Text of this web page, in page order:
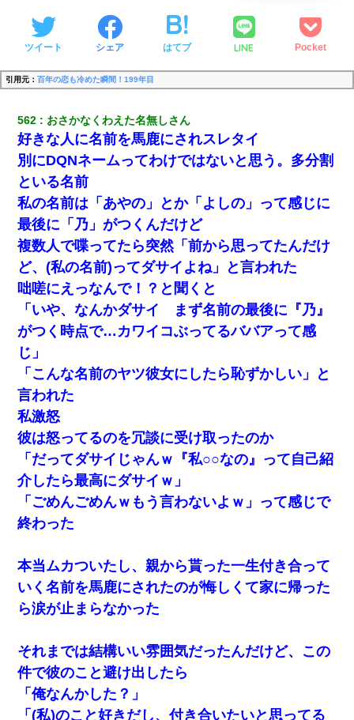
ツイート シェア はてブ LINE Pocket
引用元： 百年の恋も冷めた瞬間！199年目
562 おさかなくわえた名無しさん
好きな人に名前を馬鹿にされスレタイ
別にDQNネームってわけではないと思う。多分割
といる名前
私の名前は「あやの」とか「よしの」って感じに
最後に「乃」がつくんだけど
複数人で喋ってたら突然「前から思ってたんだけ
ど、(私の名前)ってダサイよね」と言われた
咄嗟にえっなんで！？と聞くと
「いや、なんかダサイ まず名前の最後に『乃』
がつく時点で…カワイコぶってるババアって感
じ」
「こんな名前のヤツ彼女にしたら恥ずかしい」と
言われた
私激怒
彼は怒ってるのを冗談に受け取ったのか
「だってダサイじゃんｗ『私○○なの』って自己紹
介したら最高にダサイｗ」
「ごめんごめんｗもう言わないよｗ」って感じで
終わった
本当ムカついたし、親から貰った一生付き合って
いく名前を馬鹿にされたのが悔しくて家に帰った
ら涙が止まらなかった
それまでは結構いい雰囲気だったんだけど、この
件で彼のこと避け出したら
「俺なんかした？」
「(私)のこと好きだし、付き合いたいと思ってる